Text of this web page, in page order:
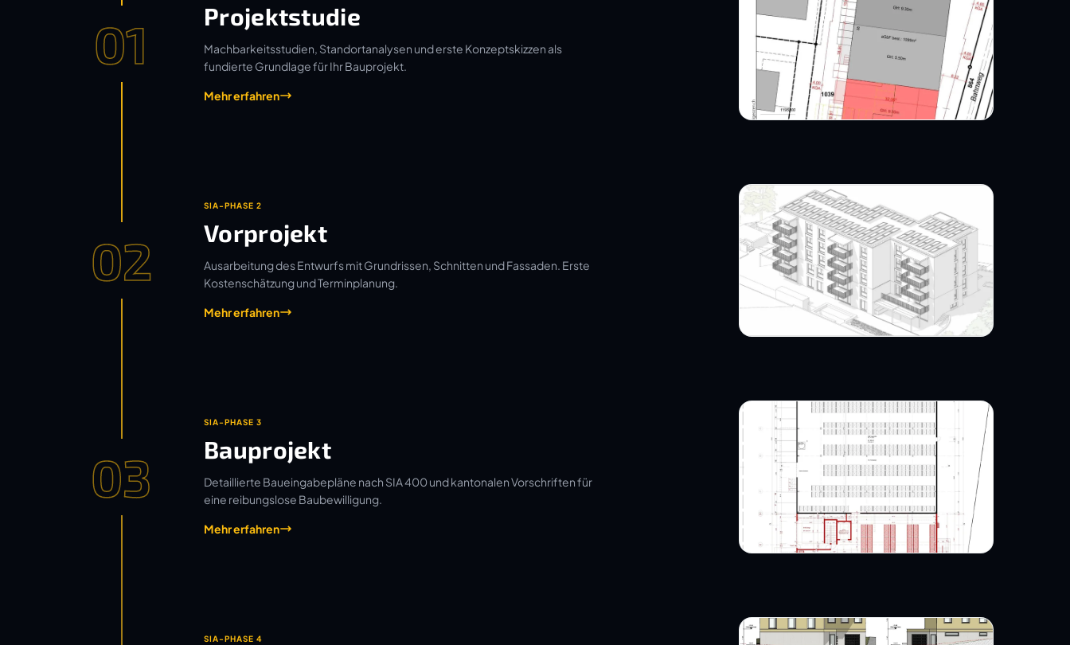
01 Projektstudie
Machbarkeitsstudien, Standortanalysen und erste Konzeptskizzen als
fundierte Grundlage für Ihr Bauprojekt.
Mehr erfahren
02
SIA-PHASE 2
Vorprojekt
Ausarbeitung des Entwurfs mit Grundrissen, Schnitten und Fassaden. Erste
Kostenschätzung und Terminplanung.
Mehr erfahren
03
SIA-PHASE 3
Bauprojekt
Detaillierte Baueingabepläne nach SIA 400 und kantonalen Vorschriften für
eine reibungslose Baubewilligung.
Mehr erfahren
SIA-PHASE 4